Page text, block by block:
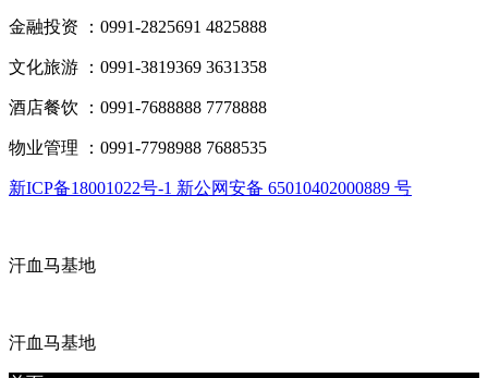
金融投资 ：0991-2825691 4825888
文化旅游 ：0991-3819369 3631358
酒店餐饮 ：0991-7688888 7778888
物业管理 ：0991-7798988 7688535
新ICP备18001022号-1 新公网安备 65010402000889 号
汗血马基地
汗血马基地